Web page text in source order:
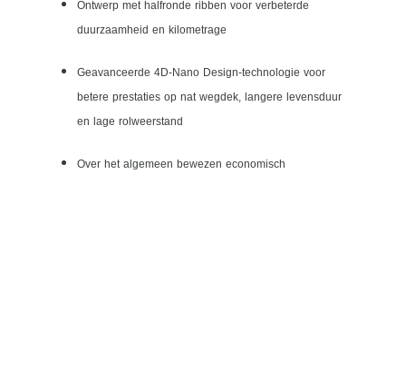
Ontwerp met halfronde ribben voor verbeterde
duurzaamheid en kilometrage
Geavanceerde 4D-Nano Design-technologie voor
betere prestaties op nat wegdek, langere levensduur
en lage rolweerstand
Over het algemeen bewezen economisch